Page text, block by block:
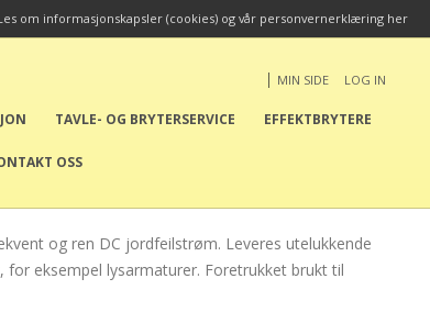
om informasjonskapsler (cookies) og vår personvernerklæring her
| MIN SIDE LOG IN
TAVLE- OG BRYTERSERVICE EFFEKTBRYTERE
OSS
og ren DC jordfeilstrøm. Leveres utelukkende
eksempel lysarmaturer. Foretrukket brukt til